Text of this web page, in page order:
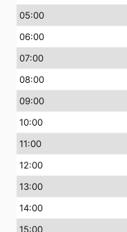
05:00
06:00
07:00
08:00
09:00
10:00
11:00
12:00
13:00
14:00
15:00